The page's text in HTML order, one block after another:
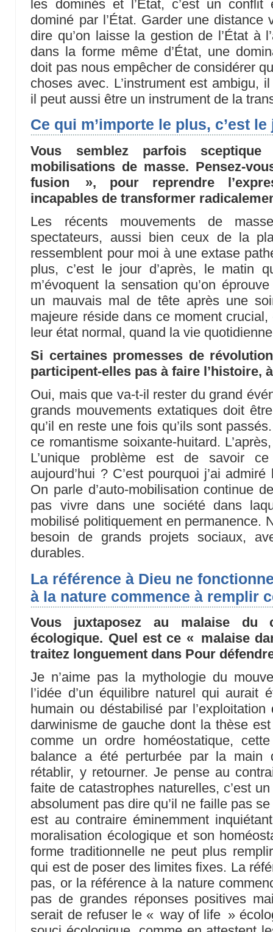
les dominés et l’État, c’est un conflit
dominé par l’État. Garder une distance
dire qu’on laisse la gestion de l’État à
dans la forme même d’État, une
doit pas nous empêcher de considérer
choses avec. L’instrument est ambigu,
il peut aussi être un instrument de la
Ce qui m’importe le plus, c’est le
Vous semblez parfois
mobilisations de masse. Pensez-
fusion », pour reprendre
incapables de transformer
Les récents mouvements de
spectateurs, aussi bien ceux de la
ressemblent pour moi à une extase
plus, c’est le jour d’après, le matin
m’évoquent la sensation qu’on
un mauvais mal de tête après une
majeure réside dans ce moment
leur état normal, quand la vie
Si certaines promesses de
participent-elles pas à faire l’histoire,
Oui, mais que va-t-il rester du grand
grands mouvements extatiques doit
qu’il en reste une fois qu’ils sont
ce romantisme soixante-huitard.
L’unique problème est de savoir
aujourd’hui ? C’est pourquoi j’ai admiré
On parle d’auto-mobilisation continue
pas vivre dans une société dans
mobilisé politiquement en permanence.
besoin de grands projets sociaux,
durables.
La référence à Dieu ne
à la nature commence à remplir
Vous juxtaposez au malaise du
écologique. Quel est ce « malaise
traitez longuement dans Pour
Je n’aime pas la mythologie du
l’idée d’un équilibre naturel qui aurait
humain ou déstabilisé par
darwinisme de gauche dont la thèse
comme un ordre homéostatique,
balance a été perturbée par la main
rétablir, y retourner. Je pense au
faite de catastrophes naturelles, c’est
absolument pas dire qu’il ne faille pas
est au contraire éminemment
moralisation écologique et son
forme traditionnelle ne peut plus
qui est de poser des limites fixes. La
pas, or la référence à la nature
pas de grandes réponses positives
serait de refuser le « way of life »